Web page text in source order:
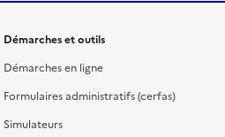
Démarches et outils
Démarches en ligne
Formulaires administratifs (cerfas)
Simulateurs